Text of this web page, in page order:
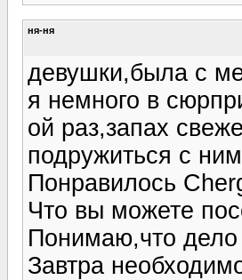
ня-ня
девушки,была с
я немного в
ой раз,запах
подружиться с
Понравилось
Что вы можете
Понимаю,что дело
Завтра